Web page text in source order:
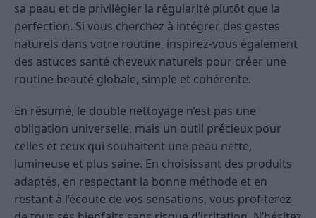
sa peau et de privilégier la régularité plutôt que la
perfection. Si vous cherchez à intégrer des gestes
naturels dans votre routine, inspirez-vous également
des astuces santé cheveux naturels pour créer une
routine beauté globale, simple et cohérente.
En résumé, le double nettoyage n’est pas une
obligation universelle, mais un outil précieux pour
celles et ceux qui souhaitent une peau nette,
lumineuse et plus saine. En choisissant des produits
adaptés, en respectant la bonne méthode et en
restant à l’écoute de vos sensations, vous profiterez